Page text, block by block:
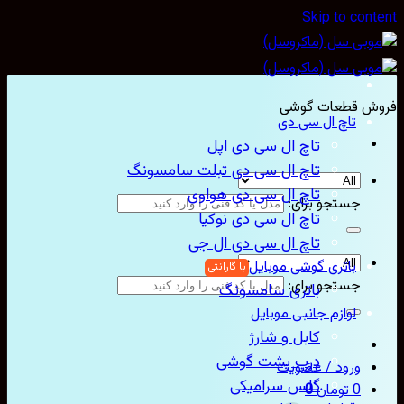
Skip to
قطعات گوشی
جستجو برای:
جستجو برای:
ورود / عضویت
تومان0
تاچ ال سی دی
تاچ ال سی دی اپل
تاچ ال سی دی تبلت سامسونگ
تاچ ال سی دی هواوی
تاچ ال سی دی نوکیا
تاچ ال سی دی ال جی
باتری گوشی موبایل
باتری سامسونگ
لوازم جانبی موبایل
کابل و شارژ
درب پشت گوشی
گلس سرامیکی